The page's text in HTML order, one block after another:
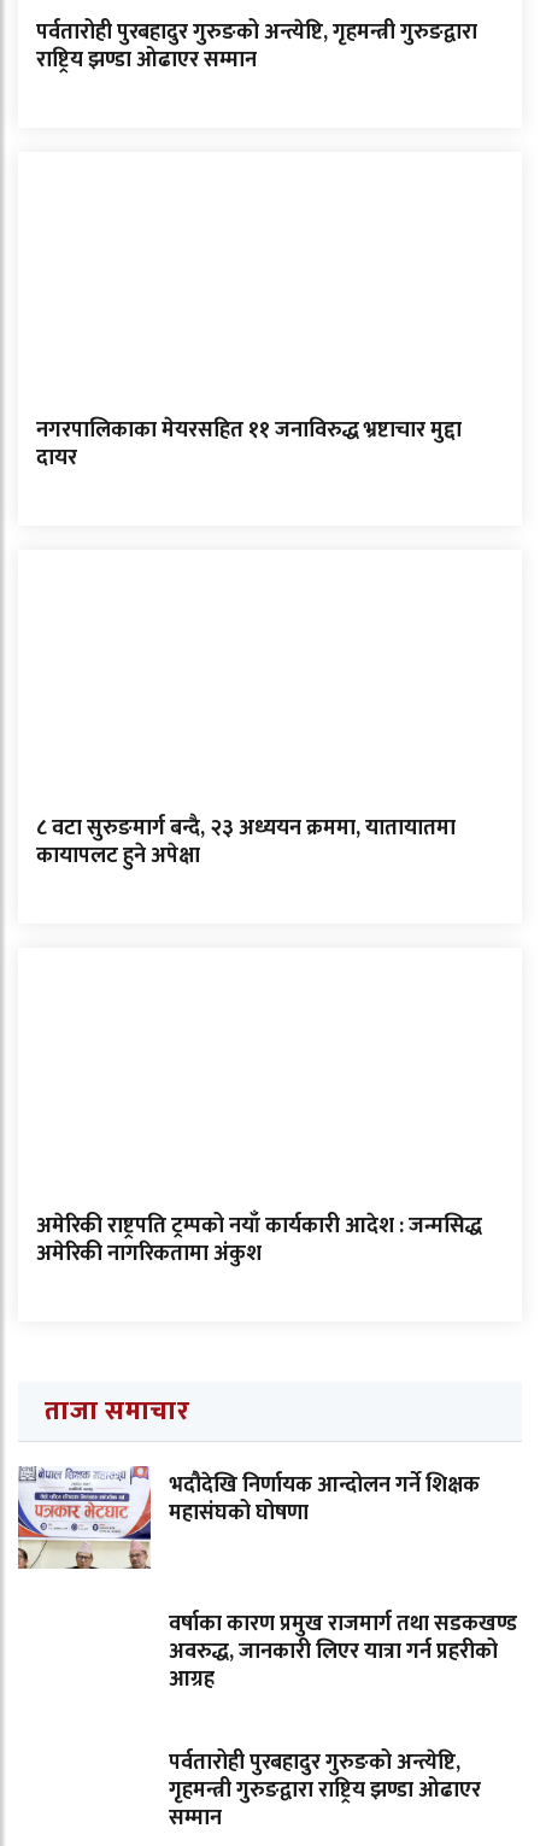
पर्वतारोही पुरबहादुर गुरुङको अन्त्येष्टि, गृहमन्त्री गुरुङद्वारा
राष्ट्रिय झण्डा ओढाएर सम्मान
नगरपालिकाका मेयरसहित ११ जनाविरुद्ध भ्रष्टाचार मुद्दा
दायर
८ वटा सुरुङमार्ग बन्दै, २३ अध्ययन क्रममा, यातायातमा
कायापलट हुने अपेक्षा
अमेरिकी राष्ट्रपति ट्रम्पको नयाँ कार्यकारी आदेश : जन्मसिद्ध
अमेरिकी नागरिकतामा अंकुश
ताजा समाचार
भदौदेखि निर्णायक आन्दोलन गर्ने शिक्षक
महासंघको घोषणा
वर्षाका कारण प्रमुख राजमार्ग तथा सडकखण्ड
अवरुद्ध, जानकारी लिएर यात्रा गर्न प्रहरीको
आग्रह
पर्वतारोही पुरबहादुर गुरुङको अन्त्येष्टि,
गृहमन्त्री गुरुङद्वारा राष्ट्रिय झण्डा ओढाएर
सम्मान